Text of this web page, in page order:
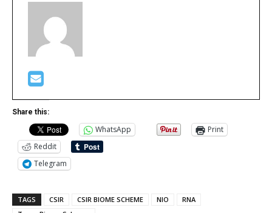
Share this:
WhatsApp
Print
Reddit
Telegram
TAGS CSIR CSIR BIOME SCHEME NIO
RNA